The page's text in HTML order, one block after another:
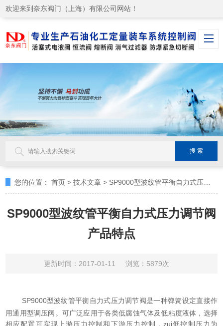
欢迎来到奈东阀门（上海）有限公司网站！
您的位置： 首页 >技术文章 > SP9000型波纹管平衡自力式压力调节阀产品特点
SP9000型波纹管平衡自力式压力调节阀
产品特点
更新时间：2017-01-11 浏览：5879次
SP9000型波纹管平衡自力式压力调节阀是一种弹簧设定直接作
用通用型调压阀。可广泛应用于各类低腐蚀气体及低粘度液体，选择
相应配置可实现上游压力控制和下游压力控制，zui低控制压力为